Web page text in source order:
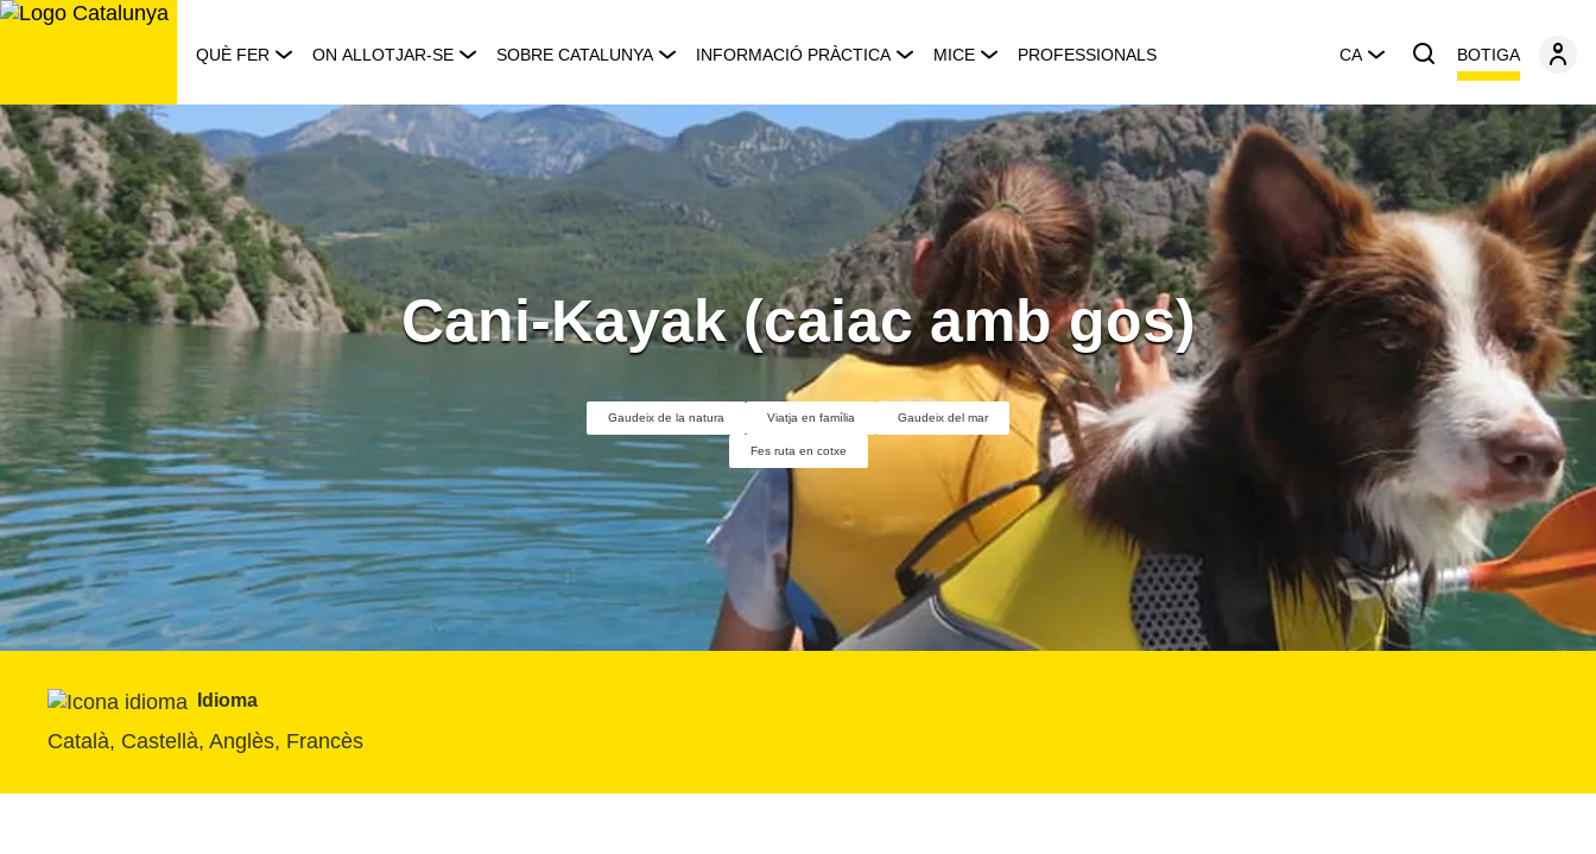
Saltar
QUÈ FER ON ALLOTJAR-SE SOBRE CATALUNYA INFORMACIÓ PRÀCTICA MICE PROFESSIONALS CA BOTIGA
Cani-Kayak (caiac amb gos)
Gaudeix de la natura Viatja en família Gaudeix del mar
Fes ruta en cotxe
Idioma
Català, Castellà, Anglès, Francès